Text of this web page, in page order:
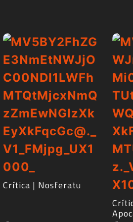
Crítica | Nosferatu